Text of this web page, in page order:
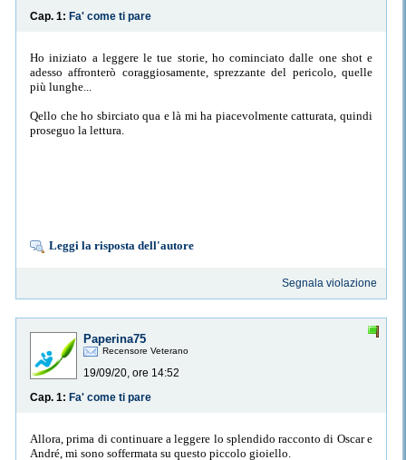
Cap. 1: Fa' come ti pare
Ho iniziato a leggere le tue storie, ho cominciato dalle one shot e
adesso affronterò coraggiosamente, sprezzante del pericolo, quelle
più lunghe...
Qello che ho sbirciato qua e là mi ha piacevolmente catturata, quindi
proseguo la lettura.
Leggi la risposta dell'autore
Segnala violazione
Paperina75
Recensore Veterano
19/09/20, ore 14:52
Cap. 1: Fa' come ti pare
Allora, prima di continuare a leggere lo splendido racconto di Oscar e
André, mi sono soffermata su questo piccolo gioiello.